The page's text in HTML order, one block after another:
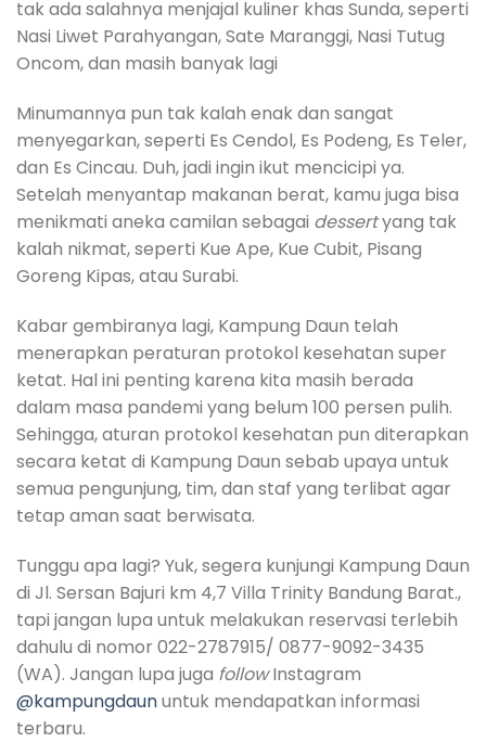
tak ada salahnya menjajal kuliner khas Sunda, seperti
Nasi Liwet Parahyangan, Sate Maranggi, Nasi Tutug
Oncom, dan masih banyak lagi
Minumannya pun tak kalah enak dan sangat
menyegarkan, seperti Es Cendol, Es Podeng, Es Teler,
dan Es Cincau. Duh, jadi ingin ikut mencicipi ya.
Setelah menyantap makanan berat, kamu juga bisa
menikmati aneka camilan sebagai dessertyang tak
kalah nikmat, seperti Kue Ape, Kue Cubit, Pisang
Goreng Kipas, atau Surabi.
Kabar gembiranya lagi, Kampung Daun telah
menerapkan peraturan protokol kesehatan super
ketat. Hal ini penting karena kita masih berada
dalam masa pandemi yang belum 100 persen pulih.
Sehingga, aturan protokol kesehatan pun diterapkan
secara ketat di Kampung Daun sebab upaya untuk
semua pengunjung, tim, dan staf yang terlibat agar
tetap aman saat berwisata.
Tunggu apa lagi? Yuk, segera kunjungi Kampung Daun
di Jl. Sersan Bajuri km 4,7 Villa Trinity Bandung Barat.,
tapi jangan lupa untuk melakukan reservasi terlebih
dahulu di nomor 022-2787915/ 0877-9092-3435
(WA). Jangan lupa juga followInstagram
@kampungdaununtuk mendapatkan informasi
terbaru.